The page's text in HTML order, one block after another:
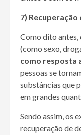
7)
Como dito antes,
(como sexo,
como resposta
pessoas se
substâncias que
em grandes
Sendo assim, os
recuperação de